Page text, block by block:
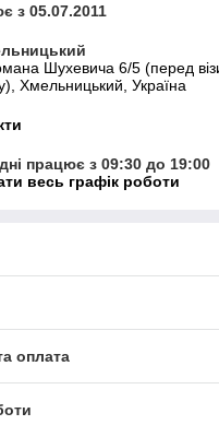
з 05.07.2011
Шухевича 6/5 (перед
Хмельницький, Україна
працює з 09:30 до 19:00
весь графік роботи
оплата